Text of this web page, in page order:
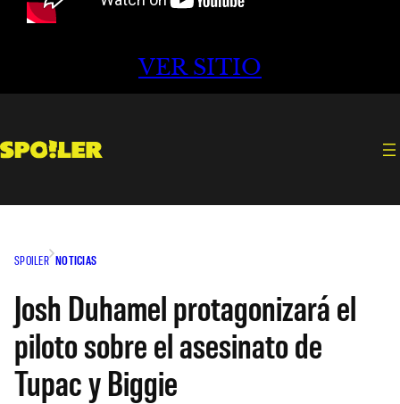
VER SITIO
SPOILER NOTICIAS
Josh Duhamel protagonizará el
piloto sobre el asesinato de
Tupac y Biggie